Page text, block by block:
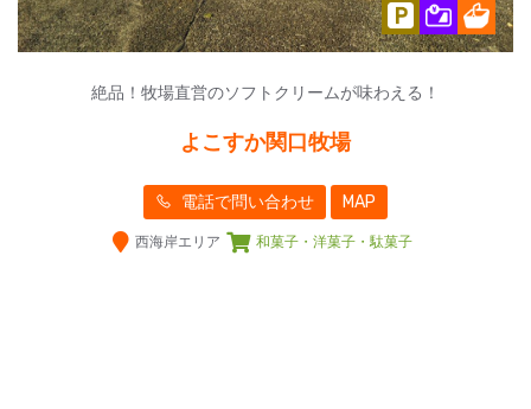
絶品！牧場直営のソフトクリームが味わえる！
よこすか関口牧場
電話で問い合わせ MAP
西海岸エリア 和菓子・洋菓子・駄菓子